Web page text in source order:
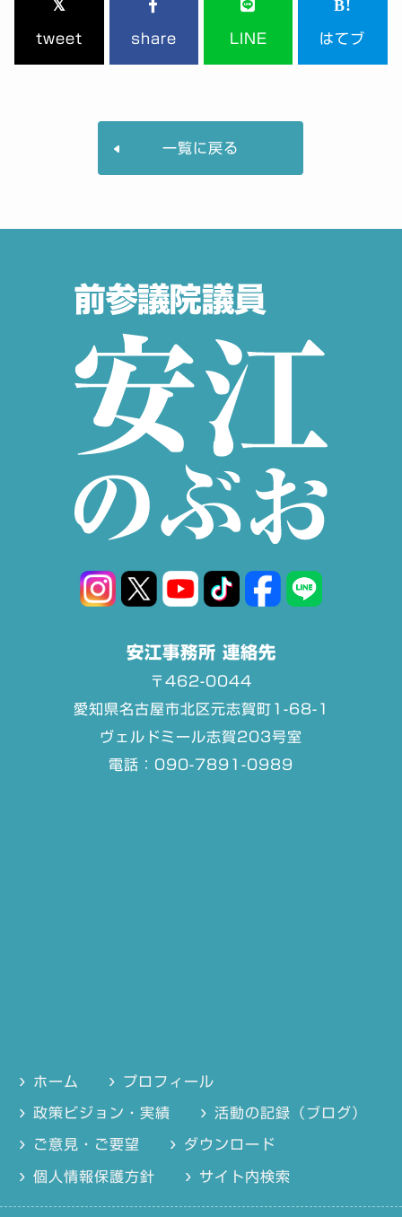
tweet share LINE はてブ
一覧に戻る
安江事務所 連絡先
〒462-0044
愛知県名古屋市北区元志賀町1-68-1
ヴェルドミール志賀203号室
電話：090-7891-0989
ホーム プロフィール
政策ビジョン・実績 活動の記録（ブログ）
ご意見・ご要望 ダウンロード
個人情報保護方針 サイト内検索